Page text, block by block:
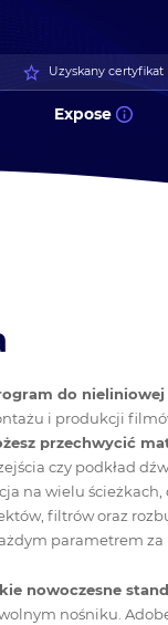
Uzyskany certyfikat
Expose
do
i produkcji
przechwycić
czy podkład
na wielu ścieżkach,
filtrów oraz
parametrem
nowoczesne
nośniku.